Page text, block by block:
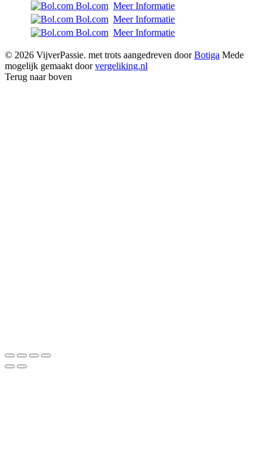
Bol.com Meer Informatie
Bol.com Meer Informatie
Bol.com Meer Informatie
© 2026 VijverPassie. met trots aangedreven doorBotiga Mede
mogelijk gemaakt doorvergeliking.nl
Terug naar boven